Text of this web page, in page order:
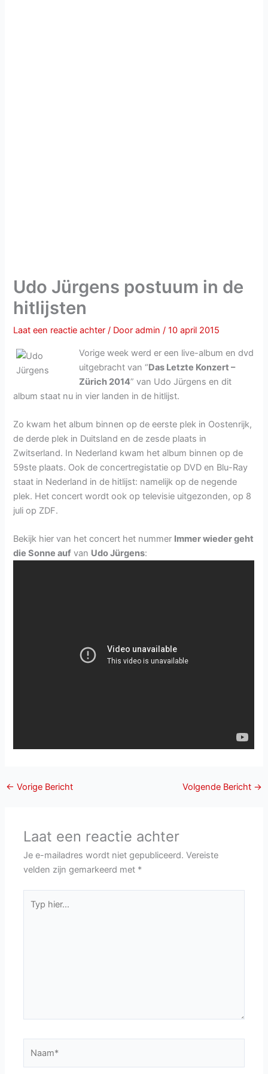
Udo Jürgens postuum in de
hitlijsten
Laat een reactie achter / Dooradmin/10 april 2015
Vorige week werd er een live-album en dvd
uitgebracht van “Das Letzte Konzert –
Zürich 2014” van Udo Jürgens en dit
album staat nu in vier landen in de hitlijst.
Zo kwam het album binnen op de eerste plek in Oostenrijk,
de derde plek in Duitsland en de zesde plaats in
Zwitserland. In Nederland kwam het album binnen op de
59ste plaats. Ook de concertregistatie op DVD en Blu-Ray
staat in Nederland in de hitlijst: namelijk op de negende
plek. Het concert wordt ook op televisie uitgezonden, op 8
juli op ZDF.
Bekijk hier van het concert het nummer Immer wieder geht
die Sonne auf van Udo Jürgens:
← Vorige Bericht Volgende Bericht →
Laat een reactie achter
Je e-mailadres wordt niet gepubliceerd. Vereiste
velden zijn gemarkeerd met *
hier...